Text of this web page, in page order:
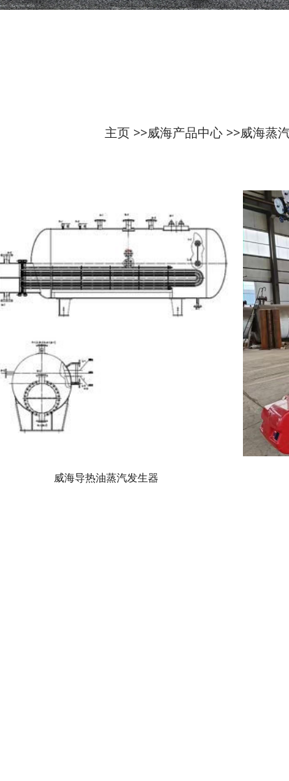
主页 >>威海产品中心 >>威海蒸
威海导热油蒸汽发生器